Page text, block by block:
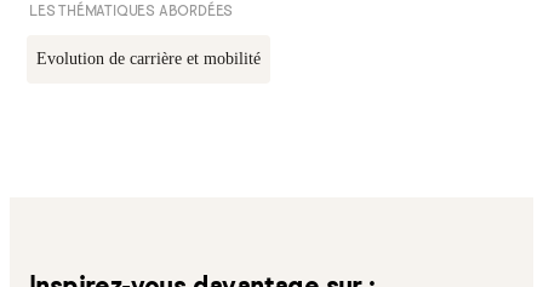
LES THÉMATIQUES ABORDÉES
Evolution de carrière et mobilité